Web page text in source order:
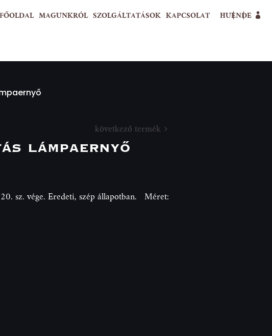
FŐOLDAL MAGUNKRÓL SZOLGÁLTATÁSOK KAPCSOLAT HUENDE
következő termék
lámpaernyő
sz. vége. Eredeti, szép állapotban. Méret: